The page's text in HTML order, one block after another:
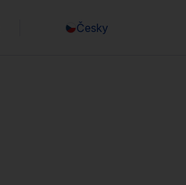
Česky